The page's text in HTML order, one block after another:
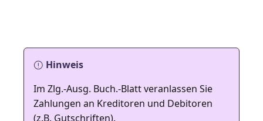
Hinweis
Im Zlg.-Ausg. Buch.-Blatt veranlassen Sie
Zahlungen an Kreditoren und Debitoren
(z.B. Gutschriften).